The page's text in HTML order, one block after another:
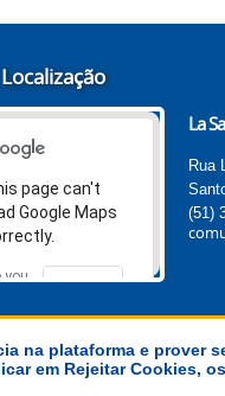
Localização
page can't
Google Maps
you
OK
La
Rua
(51)
na plataforma e prover
em Rejeitar Cookies,
La Salle Brasil-Chile